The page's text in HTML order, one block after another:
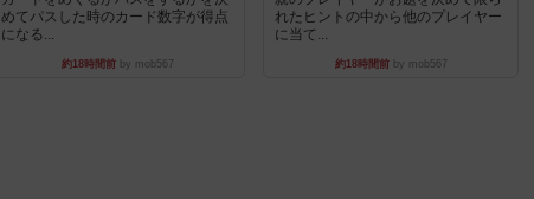
めてパスした時のカード数字が得点
になる...
約18時間前by mob567
れたヒントの中から他のプレイヤー
に当て...
約18時間前by mob567